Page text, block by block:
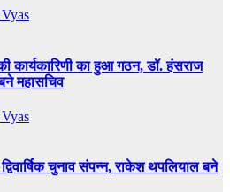
कार्यकारिणी का हुआ गठन, डॉ. हंसराज
महासचिव
चुनाव संपन्न, राकेश थपलियाल बने